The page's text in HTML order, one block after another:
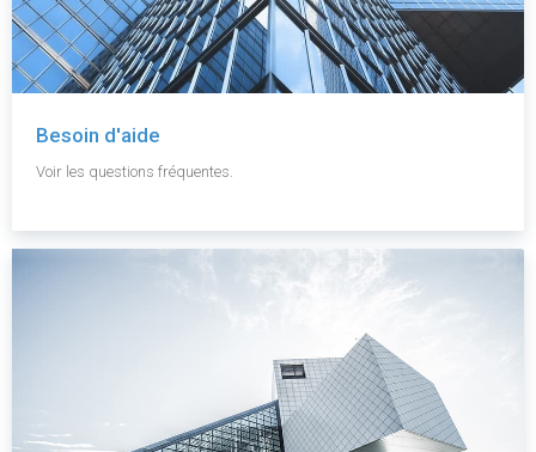
Besoin d'aide
Voir les questions fréquentes.